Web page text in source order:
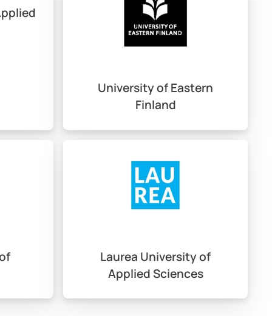
sitesi üzerinden online başvurunuzu yapabilirsiniz.
University of Eastern
Finland
Laurea University of
Applied Sciences